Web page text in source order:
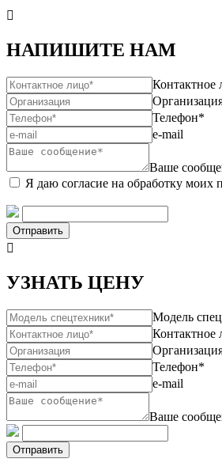

НАПИШИТЕ НАМ
Контактное
Телефон*
e-mail
Ваше
Я даю согласие на обработку моих
Отправить

УЗНАТЬ ЦЕНУ
Модель
Контактное
Телефон*
e-mail
Ваше
Отправить